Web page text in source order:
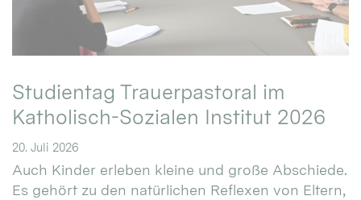
Studientag Trauerpastoral im
Katholisch-Sozialen Institut 2026
20. Juli 2026
Auch Kinder erleben kleine und große Abschiede.
Es gehört zu den natürlichen Reflexen von Eltern,